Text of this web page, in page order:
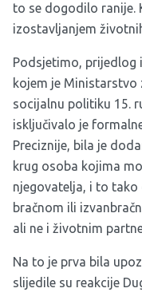
to se dogodilo ranije.
izostavljanjem
Podsjetimo, prijedlog
kojem je
socijalnu politiku 15.
isključivalo je
Preciznije, bila je
krug osoba kojima
njegovatelja, i to
bračnom ili
ali ne i životnim
Na to je prva bila
slijedile su reakcije